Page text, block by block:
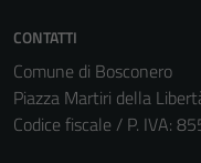
CONTATTI
Comune di Bosconero
Piazza Martiri della
Codice fiscale / P. IVA: